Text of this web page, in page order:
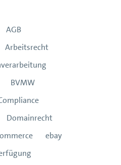
AGB
Arbeitsrecht
BVMW
Domainrecht
ebay